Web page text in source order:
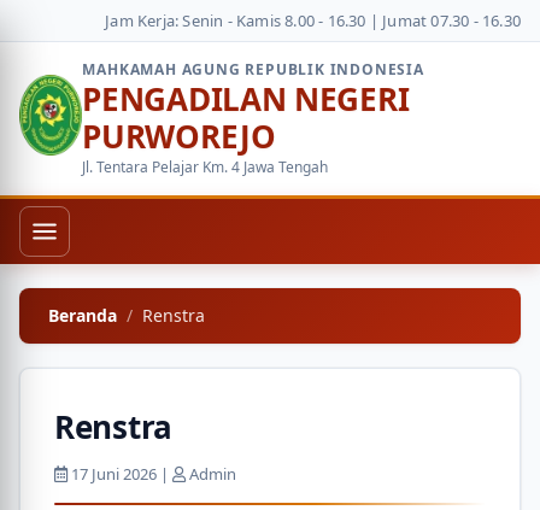
Jam Kerja: Senin - Kamis 8.00 - 16.30 | Jumat 07.30 - 16.30
MAHKAMAH AGUNG REPUBLIK INDONESIA
PENGADILAN NEGERI
PURWOREJO
Jl. Tentara Pelajar Km. 4 Jawa Tengah
Beranda Renstra
Renstra
17 Juni 2026 | Admin